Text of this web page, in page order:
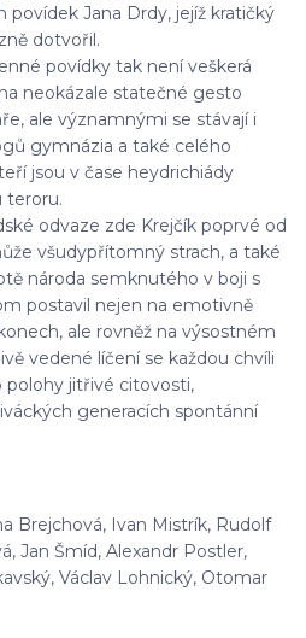
povídek Jana Drdy, jejíž kratičký
dotvořil.
povídky tak není veškerá
neokázale statečné gesto
ale významnými se stávají i
gymnázia a také celého
jsou v čase heydrichiády
teroru.
odvaze zde Krejčík poprvé od
všudypřítomný strach, a také
národa semknutého v boji s
postavil nejen na emotivně
ale rovněž na výsostném
vedené líčení se každou chvíli
polohy jitřivé citovosti,
generacích spontánní
Brejchová, Ivan Mistrík, Rudolf
Jan Šmíd, Alexandr Postler,
Václav Lohnický, Otomar